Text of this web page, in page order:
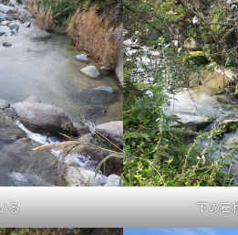
る 下の石